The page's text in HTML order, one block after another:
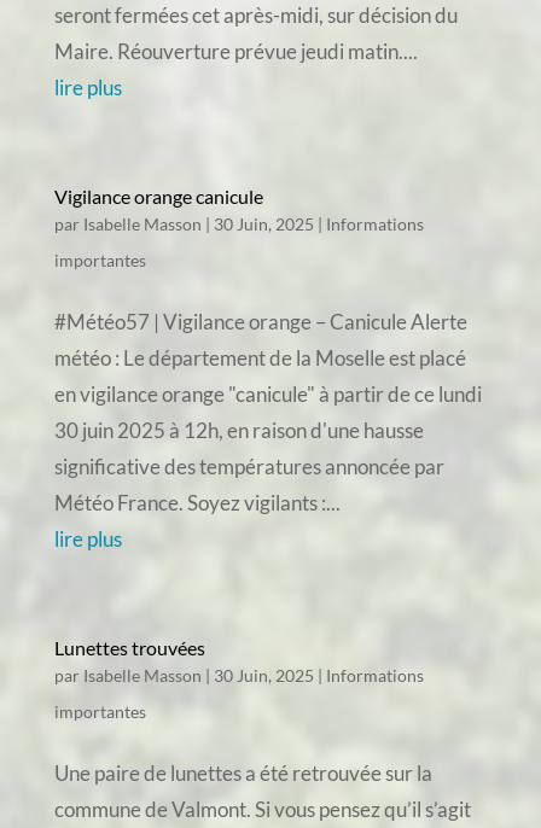
seront fermées cet après-midi, sur décision du
Maire. Réouverture prévue jeudi matin....
lire plus
Vigilance orange canicule
par Isabelle Masson | 30 Juin, 2025 | Informations
importantes
#Météo57 | Vigilance orange – Canicule Alerte
météo : Le département de la Moselle est placé
en vigilance orange "canicule" à partir de ce lundi
30 juin 2025 à 12h, en raison d'une hausse
significative des températures annoncée par
Météo France. Soyez vigilants :...
lire plus
Lunettes trouvées
par Isabelle Masson | 30 Juin, 2025 | Informations
importantes
Une paire de lunettes a été retrouvée sur la
commune de Valmont. Si vous pensez qu’il s’agit